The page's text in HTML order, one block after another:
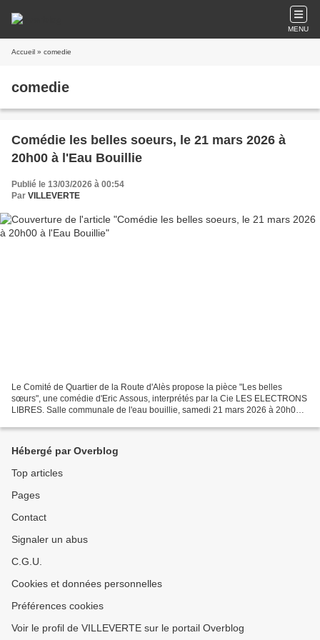
MENU
Accueil » comedie
comedie
Comédie les belles soeurs, le 21 mars 2026 à
20h00 à l'Eau Bouillie
Publié le 13/03/2026 à 00:54
Par VILLEVERTE
Le Comité de Quartier de la Route d'Alès propose la pièce "Les belles
sœurs", une comédie d'Eric Assous, interprétés par la Cie LES ELECTRONS
LIBRES. Salle communale de l'eau bouillie, samedi 21 mars 2026 à 20h00.
Hébergé par Overblog
Top articles
Pages
Contact
Signaler un abus
C.G.U.
Cookies et données personnelles
Préférences cookies
Voir le profil de VILLEVERTE sur le portail Overblog